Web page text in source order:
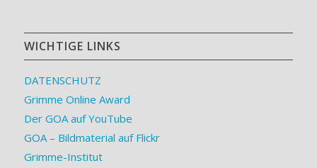
WICHTIGE LINKS
DATENSCHUTZ
Grimme Online Award
Der GOA auf YouTube
GOA – Bildmaterial auf Flickr
Grimme-Institut